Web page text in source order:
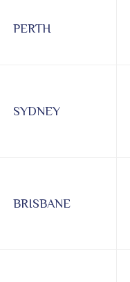
PERTH
SYDNEY
BRISBANE